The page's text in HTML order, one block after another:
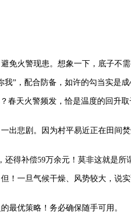
火警现患。想象一下，底子不需
”，配合防备，如许的勾当实是成
天火警频发，恰是温度的回升
悲剧。因为村平易近正在田间
得补偿59万余元！莫非这就是所
一旦气候干燥、风势较大，说
优策略！务必确保随手可用。